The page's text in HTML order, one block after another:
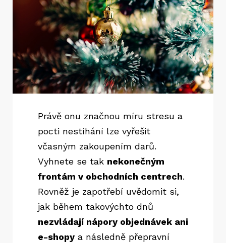
Právě onu značnou míru stresu a
pocti nestíhání lze vyřešit
včasným zakoupením darů.
Vyhnete se tak nekonečným
frontám v obchodních centrech.
Rovněž je zapotřebí uvědomit si,
jak během takovýchto dnů
nezvládají nápory objednávek ani
e-shopy a následně přepravní